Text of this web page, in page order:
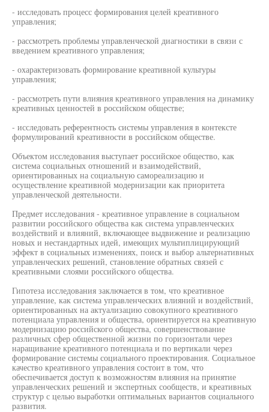
- исследовать процесс формирования целей креативного
управления;
- рассмотреть проблемы управленческой диагностики в связи с
введением креативного управления;
- охарактеризовать формирование креативной культуры
управления;
- рассмотреть пути влияния креативного управления на динамику
креативных ценностей в российском обществе;
- исследовать референтность системы управления в контексте
формулирований креативности в российском обществе.
Объектом исследования выступает российское общество, как
система социальных отношений и взаимодействий,
ориентированных на социальную самореализацию и
осуществление креативной модернизации как приоритета
управленческой деятельности.
Предмет исследования - креативное управление в социальном
развитии российского общества как система управленческих
воздействий и влияний, включающее выдвижение и реализацию
новых и нестандартных идей, имеющих мультиплицирующий
эффект в социальных изменениях, поиск и выбор альтернативных
управленческих решений, становление обратных связей с
креативными слоями российского общества.
Гипотеза исследования заключается в том, что креативное
управление, как система управленческих влияний и воздействий,
ориентированных на актуализацию совокупного креативного
потенциала управления и общества, ориентируется на креативную
модернизацию российского общества, совершенствование
различных сфер общественной жизни по горизонтали через
наращивание креативного потенциала и по вертикали через
формирование системы социального проектирования. Социальное
качество креативного управления состоит в том, что
обеспечивается доступ к возможностям влияния на принятие
управленческих решений и экспертных сообществ, и креативных
структур с целью выработки оптимальных вариантов социального
развития.